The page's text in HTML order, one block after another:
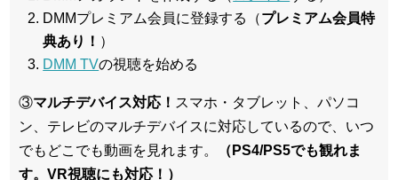
DMMプレミアム会員に登録する（プレミアム会員特
典あり！ ）
DMM TVの視聴を始める
③マルチデバイス対応！ スマホ・タブレット、パソコ
ン、テレビのマルチデバイスに対応しているので、いつ
でもどこでも動画を見れます。
（PS4/PS5でも観れま
す。VR視聴にも対応！）